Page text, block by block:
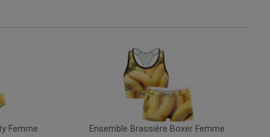
Femme Ensemble Brassière Boxer Femme